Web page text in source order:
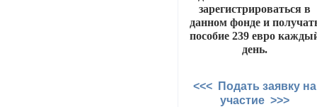
зарегистрироваться в
данном фонде и
пособие 239 евро
день.
<<< Подать заявку на
участие >>>